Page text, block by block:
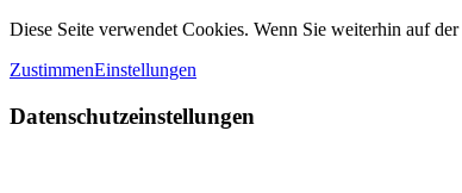
Diese Seite verwendet Cookies. Wenn Sie weiterhin auf
ZustimmenEinstellungen
Datenschutzeinstellungen